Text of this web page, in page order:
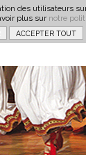
des utilisateurs
plus sur notre